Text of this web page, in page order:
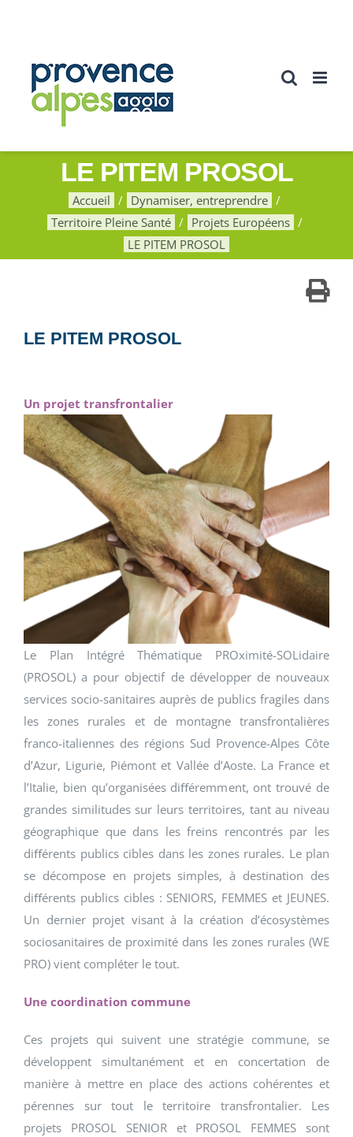
LE PITEM PROSOL
Accueil
Dynamiser, entreprendre
Territoire Pleine Santé
Projets Européens
LE PITEM PROSOL
LE PITEM PROSOL
Un projet transfrontalier
Le Plan Intégré Thématique PROximité-SOLidaire
(PROSOL) a pour objectif de développer de nouveaux
services socio-sanitaires auprès de publics fragiles dans
les zones rurales et de montagne transfrontalières
franco-italiennes des régions Sud Provence-Alpes Côte
d’Azur, Ligurie, Piémont et Vallée d’Aoste. La France et
l’Italie, bien qu’organisées diﬀéremment, ont trouvé de
grandes similitudes sur leurs territoires, tant au niveau
géographique que dans les freins rencontrés par les
diﬀérents publics cibles dans les zones rurales. Le plan
se décompose en projets simples, à destination des
diﬀérents publics cibles : SENIORS, FEMMES et JEUNES.
Un dernier projet visant à la création d’écosystèmes
sociosanitaires de proximité dans les zones rurales (WE
PRO) vient compléter le tout.
Une coordination commune
Ces projets qui suivent une stratégie commune, se
développent simultanément et en concertation de
manière à mettre en place des actions cohérentes et
pérennes sur tout le territoire transfrontalier. Les
projets PROSOL SENIOR et PROSOL FEMMES sont